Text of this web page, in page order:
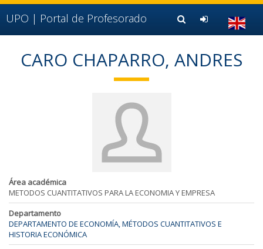
Ir al contenido principal de la página (alt + s)
Ir a la cabecera de la página (alt + c)
Ir al pie de la página (alt + p)
Ir al menú principal (alt + u)
UPO | Portal de Profesorado
CARO CHAPARRO, ANDRES
Área académica
METODOS CUANTITATIVOS PARA LA ECONOMIA Y EMPRESA
Departamento
DEPARTAMENTO DE ECONOMÍA, MÉTODOS CUANTITATIVOS E
HISTORIA ECONÓMICA